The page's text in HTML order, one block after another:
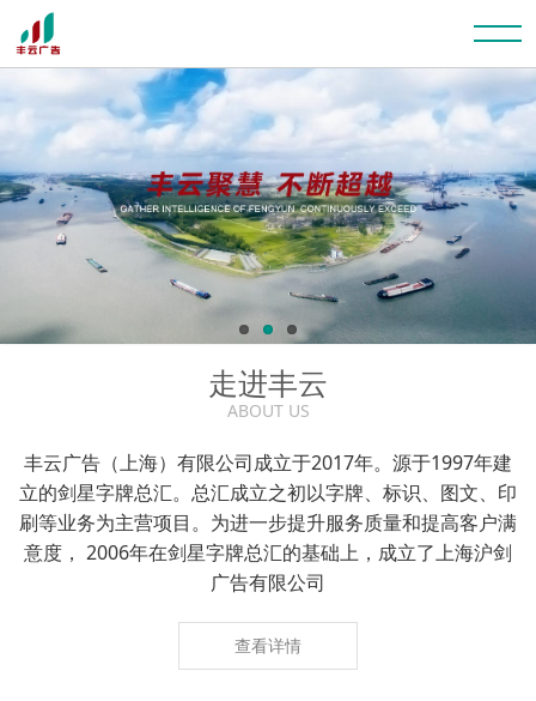
走进丰云
ABOUT US
丰云广告（上海）有限公司成立于2017年。源于1997年建
立的剑星字牌总汇。总汇成立之初以字牌、标识、图文、印
刷等业务为主营项目。为进一步提升服务质量和提高客户满
意度， 2006年在剑星字牌总汇的基础上，成立了上海沪剑
广告有限公司
查看详情